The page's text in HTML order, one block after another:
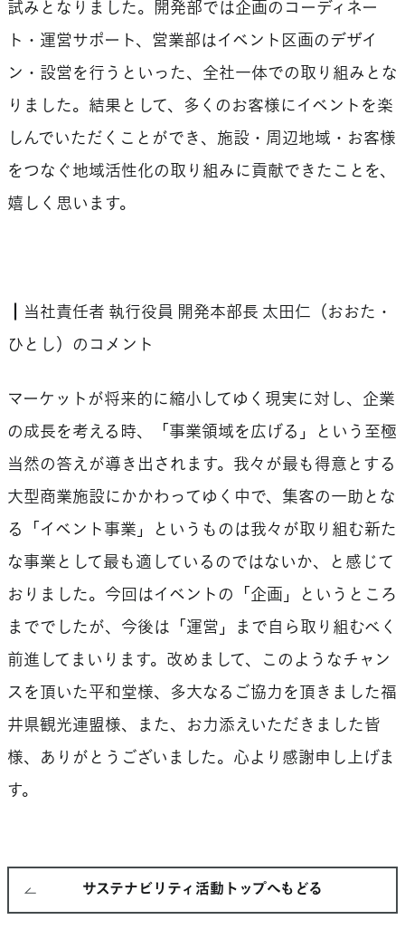
試みとなりました。開発部では企画のコーディネー
ト・運営サポート、営業部はイベント区画のデザイ
ン・設営を行うといった、全社一体での取り組みとな
りました。結果として、多くのお客様にイベントを楽
しんでいただくことができ、施設・周辺地域・お客様
をつなぐ地域活性化の取り組みに貢献できたことを、
嬉しく思います。
┃当社責任者 執行役員 開発本部長 太田仁（おおた・
ひとし）のコメント
マーケットが将来的に縮小してゆく現実に対し、企業
の成長を考える時、「事業領域を広げる」という至極
当然の答えが導き出されます。我々が最も得意とする
大型商業施設にかかわってゆく中で、集客の一助とな
る「イベント事業」というものは我々が取り組む新た
な事業として最も適しているのではないか、と感じて
おりました。今回はイベントの「企画」というところ
まででしたが、今後は「運営」まで自ら取り組むべく
前進してまいります。改めまして、このようなチャン
スを頂いた平和堂様、多大なるご協力を頂きました福
井県観光連盟様、また、お力添えいただきました皆
様、ありがとうございました。心より感謝申し上げま
す。
サステナビリティ活動トップへもどる